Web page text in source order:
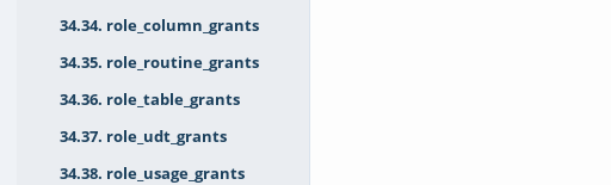
34.34. role_column_grants
34.35. role_routine_grants
34.36. role_table_grants
34.37. role_udt_grants
34.38. role_usage_grants